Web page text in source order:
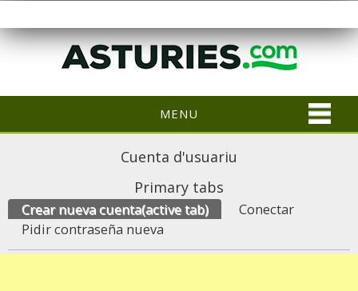
MENU
Cuenta d'usuariu
Primary tabs
Crear nueva cuenta(active tab)
Conectar
Pidir contraseña nueva